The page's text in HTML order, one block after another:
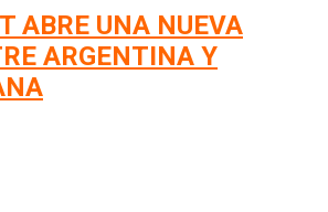
ABRE UNA NUEVA
ARGENTINA Y